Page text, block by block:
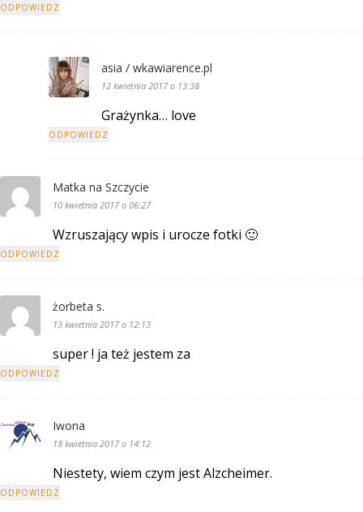
ODPOWIEDZ
asia / wkawiarence.pl
12 kwietnia 2017 o 13:38
Grażynka… love
ODPOWIEDZ
Matka na Szczycie
10 kwietnia 2017 o 06:27
Wzruszający wpis i urocze fotki 🙂
ODPOWIEDZ
żorbeta s.
13 kwietnia 2017 o 12:13
super ! ja też jestem za
ODPOWIEDZ
Iwona
18 kwietnia 2017 o 14:12
Niestety, wiem czym jest Alzcheimer.
ODPOWIEDZ